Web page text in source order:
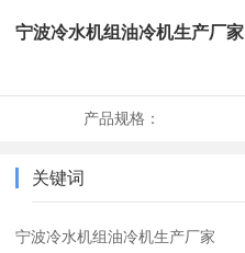
宁波冷水机组油冷机生产厂家
产品规格：
关键词
宁波冷水机组油冷机生产厂家